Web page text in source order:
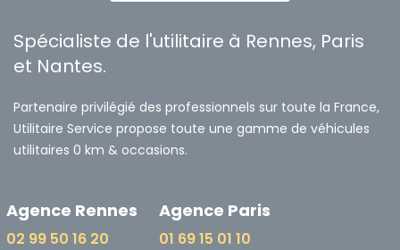
Spécialiste de l'utilitaire à Rennes, Paris
et Nantes.
Partenaire privilégié des professionnels sur toute la France,
Utilitaire Service propose toute une gamme de véhicules
utilitaires 0 km & occasions.
Agence Rennes
02 99 50 16 20
Agence Paris
01 69 15 01 10